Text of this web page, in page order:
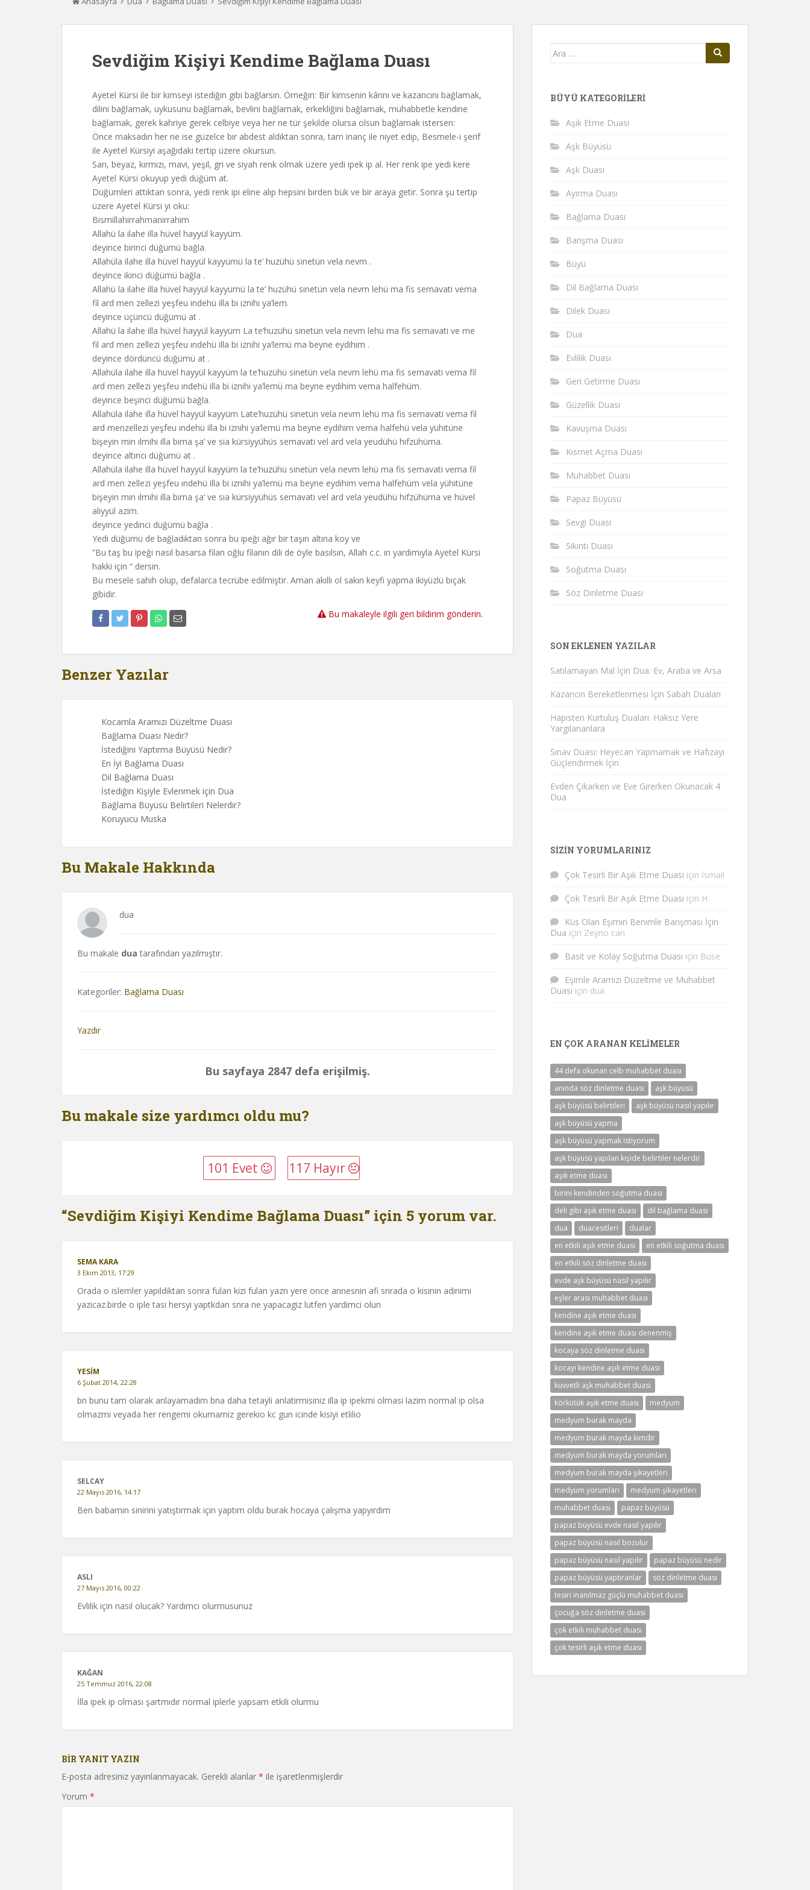
Sevdiğim Kişiyi Kendime Bağlama Duası
Ayetel Kürsi ile bir kimseyi istediğin gibi bağlarsın. Örneğin: Bir kimsenin kârını ve kazancını bağlamak,
dilini bağlamak, uykusunu bağlamak, bevlini bağlamak, erkekliğini bağlamak, muhabbetle kendine
bağlamak, gerek kahriye gerek celbiye veya her ne tür şekilde olursa olsun bağlamak istersen:
Önce maksadın her ne ise güzelce bir abdest aldıktan sonra, tam inanç ile niyet edip, Besmele-i şerif
ile Ayetel Kürsiyi aşağıdaki tertip üzere okursun.
Sarı, beyaz, kırmızı, mavi, yeşil, gri ve siyah renk olmak üzere yedi ipek ip al. Her renk ipe yedi kere
Ayetel Kürsi okuyup yedi düğüm at.
Düğümleri attıktan sonra, yedi renk ipi eline alıp hepsini birden bük ve bir araya getir. Sonra şu tertip
üzere Ayetel Kürsi yi oku:
Bismillahirrahmanirrahim
Allahü la ilahe illa hüvel hayyül kayyüm.
deyince birinci düğümü bağla.
Allahüla ilahe illa hüvel hayyül kayyümü la te’ huzühü sinetün vela nevm .
deyince ikinci düğümü bağla .
Allahü la ilahe illa hüvel hayyül kayyümü la te’ huzühü sinetün vela nevm lehü ma fis semavati vema
fil ard men zellezi yeşfeu indehü illa bi iznihi ya’lem.
deyince üçüncü düğümü at .
Allahü la ilahe illa hüvel hayyül kayyüm La te’huzühü sinetün vela nevm lehü ma fis semavati ve me
fil ard men zellezi yeşfeu ındehü illa bi iznihi ya’lemü ma beyne eydihim .
deyince dördüncü düğümü at .
Allahüla ilahe illa hüvel hayyül kayyüm la te’huzühü sinetün vela nevm lehü ma fis semavati vema fil
ard men zellezi yeşfeu ındehü illa bi iznihi ya’lemü ma beyne eydihim vema halfehüm.
deyince beşinci düğümü bağla.
Allahüla ilahe illa hüvel hayyül kayyüm Late’huzühü sinetün vela nevm lehü ma fis semavati vema fil
ard menzellezi yeşfeu ındehü illa bi iznihi ya’lemü ma beyne eydihim vema halfehü vela yühitüne
bişeyin min ılmihi illa bima şa’ ve sia kürsiyyühüs semavati vel ard vela yeudühü hıfzühüma.
deyince altıncı düğümü at .
Allahüla ilahe illa hüvel hayyül kayyüm la te’huzühü sinetün vela nevm lehü ma fis semavati vema fil
ard men zellezi yeşfeu ındehü illa bi iznihi ya’lemü ma beyne eydihim vema halfehüm vela yühitüne
bişeyin min ılmihi illa bima şa’ ve sia kürsiyyühüs semavati vel ard vela yeudühü hıfzühüma ve hüvel
aliyyül azim.
deyince yedinci düğümü bağla .
Yedi düğümü de bağladıktan sonra bu ipeği ağır bir taşın altına koy ve
”Bu taş bu ipeği nasıl basarsa filan oğlu filanın dili de öyle basılsın, Allah c.c. ın yardımıyla Ayetel Kürsi
hakki için “ dersin.
Bu mesele sahih olup, defalarca tecrübe edilmiştir. Aman akıllı ol sakın keyfi yapma ikiyüzlü bıçak
gibidir.
Bu makaleyle ilgili geri bildirim gönderin.
Benzer Yazılar
Kocamla Aramızı Düzeltme Duası
Bağlama Duası Nedir?
İstediğini Yaptırma Büyüsü Nedir?
En İyi Bağlama Duası
Dil Bağlama Duası
İstediğin Kişiyle Evlenmek için Dua
Bağlama Büyüsü Belirtileri Nelerdir?
Koruyucu Muska
Bu Makale Hakkında
dua
Bu makale dua tarafından yazılmıştır.
Kategoriler: Bağlama Duası
Yazdır
Bu sayfaya 2847 defa erişilmiş.
Bu makale size yardımcı oldu mu?
101 Evet 117 Hayır
“Sevdiğim Kişiyi Kendime Bağlama Duası” için 5 yorum var.
SEMA KARA
3 Ekim 2013, 17:29
Orada o islemler yapildiktan sonra fulan kizi fulan yazn yere once annesnin afi snrada o kisinin adinimi
yazicaz.birde o iple tasi hersyi yaptkdan snra ne yapacagiz lutfen yardimci olun
YESIM
6 Şubat 2014, 22:28
bn bunu tam olarak anlayamadim bna daha tetayli anlatirmisiniz illa ip ipekmi olmasi lazim normal ip olsa
olmazmi veyada her rengemi okumamiz gerekio kc gun icinde kisiyi etlilio
SELCAY
22 Mayıs 2016, 14:17
Ben babamın sinirini yatıştırmak için yaptım oldu burak hocaya çalışma yapyırdım
ASLI
27 Mayıs 2016, 00:22
Evlilik için nasıl olucak? Yardımcı olurmusunuz
KAĞAN
25 Temmuz 2016, 22:08
İlla ipek ip olması şartmıdır normal iplerle yapsam etkili olurmu
BIR YANIT YAZIN
E-posta adresiniz yayınlanmayacak. Gerekli alanlar * ile işaretlenmişlerdir
Yorum *
Arama
BÜYÜ KATEGORILERI
Aşık Etme Duası
Aşk Büyüsü
Aşk Duası
Ayırma Duası
Bağlama Duası
Barışma Duası
Büyü
Dil Bağlama Duası
Dilek Duası
Dua
Evlilik Duası
Geri Getirme Duası
Güzellik Duası
Kavuşma Duası
Kısmet Açma Duası
Muhabbet Duası
Papaz Büyüsü
Sevgi Duasi
Sıkıntı Duası
Soğutma Duası
Söz Dinletme Duası
SON EKLENEN YAZILAR
Satılamayan Mal İçin Dua: Ev, Araba ve Arsa
Kazancın Bereketlenmesi İçin Sabah Duaları
Hapisten Kurtuluş Duaları: Haksız Yere
Yargılananlara
Sınav Duası: Heyecan Yapmamak ve Hafızayı
Güçlendirmek İçin
Evden Çıkarken ve Eve Girerken Okunacak 4
Dua
SIZIN YORUMLARINIZ
Çok Tesirli Bir Aşık Etme Duası için İsmail
Çok Tesirli Bir Aşık Etme Duası için H
Küs Olan Eşimin Benimle Barışması İçin
Dua için Zeyno can
Basit ve Kolay Soğutma Duası için Buse
Eşimle Aramızı Düzeltme ve Muhabbet
Duası için dua
EN ÇOK ARANAN KELIMELER
44 defa okunan celb muhabbet duası
anında söz dinletme duası
aşk büyüsü
aşk büyüsü belirtileri
aşk büyüsü nasıl yapılır
aşk büyüsü yapma
aşk büyüsü yapmak istiyorum
aşk büyüsü yapılan kişide belirtiler nelerdir
aşık etme duası
birini kendinden soğutma duası
deli gibi aşık etme duası
dil bağlama duası
dua
duacesitleri
dualar
en etkili aşık etme duası
en etkili soğutma duası
en etkili söz dinletme duası
evde aşk büyüsü nasıl yapılır
eşler arası muhabbet duası
kendine aşık etme duası
kendine aşık etme duası denenmiş
kocaya söz dinletme duası
kocayı kendine aşık etme duası
kuvvetli aşk muhabbet duası
körkütük aşık etme duası
medyum
medyum burak mayda
medyum burak mayda kimdir
medyum burak mayda yorumları
medyum burak mayda şikayetleri
medyum yorumları
medyum şikayetleri
muhabbet duası
papaz büyüsü
papaz büyüsü evde nasıl yapılır
papaz büyüsü nasıl bozulur
papaz büyüsü nasıl yapılır
papaz büyüsü nedir
papaz büyüsü yaptıranlar
söz dinletme duası
tesiri inanılmaz güçlü muhabbet duası
çocuğa söz dinletme duası
çok etkili muhabbet duası
çok tesirli aşık etme duası